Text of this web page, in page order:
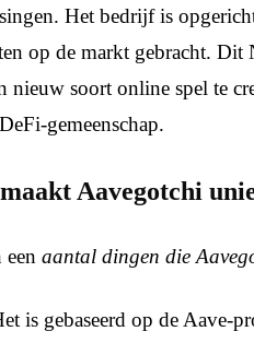
Het bedrijf is
op de markt gebracht. Dit
nieuw soort online spel te
gemeenschap.
Aavegotchi
aantal dingen die
is gebaseerd op de Aave-